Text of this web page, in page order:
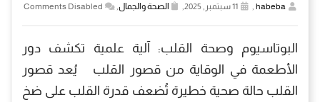
habeba الصحة والجمال Comments Disabled
البوتاسيوم وصحة القلب: آلية علمية تكشف دور
الأطعمة في الوقاية من قصور القلب يُعد قصور
القلب حالة صحية خطيرة تُضعف قدرة القلب على ضخ